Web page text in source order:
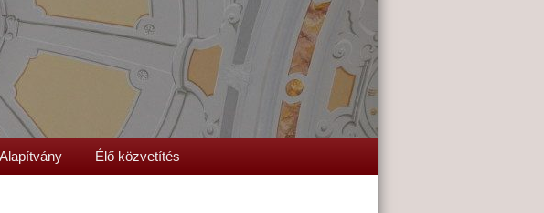
Alapítvány Élő közvetítés